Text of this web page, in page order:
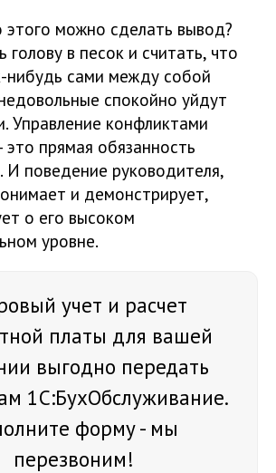
этого можно сделать вывод?
голову в песок и считать, что
нибудь сами между собой
спокойно уйдут
Управление конфликтами
это прямая обязанность
И поведение руководителя,
и демонстрирует,
о его высоком
уровне.
учет и расчет
платы для вашей
выгодно передать
1С:БухОбслуживание.
форму - мы
перезвоним!